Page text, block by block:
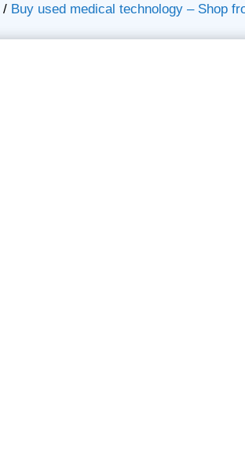
/ Buy used medical technology – Shop